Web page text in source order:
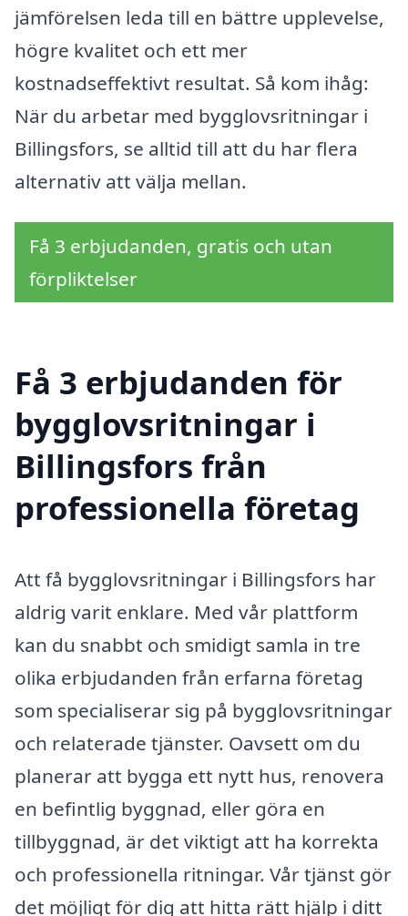
jämförelsen leda till en bättre upplevelse,
högre kvalitet och ett mer
kostnadseffektivt resultat. Så kom ihåg:
När du arbetar med bygglovsritningar i
Billingsfors, se alltid till att du har flera
alternativ att välja mellan.
Få 3 erbjudanden, gratis och utan
förpliktelser
Få 3 erbjudanden för
bygglovsritningar i
Billingsfors från
professionella företag
Att få bygglovsritningar i Billingsfors har
aldrig varit enklare. Med vår plattform
kan du snabbt och smidigt samla in tre
olika erbjudanden från erfarna företag
som specialiserar sig på bygglovsritningar
och relaterade tjänster. Oavsett om du
planerar att bygga ett nytt hus, renovera
en befintlig byggnad, eller göra en
tillbyggnad, är det viktigt att ha korrekta
och professionella ritningar. Vår tjänst gör
det möjligt för dig att hitta rätt hjälp i ditt